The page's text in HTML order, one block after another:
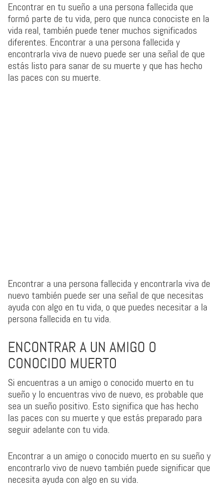
Encontrar en tu sueño a una persona fallecida que
formó parte de tu vida, pero que nunca conociste en la
vida real, también puede tener muchos significados
diferentes. Encontrar a una persona fallecida y
encontrarla viva de nuevo puede ser una señal de que
estás listo para sanar de su muerte y que has hecho
las paces con su muerte.
Encontrar a una persona fallecida y encontrarla viva de
nuevo también puede ser una señal de que necesitas
ayuda con algo en tu vida, o que puedes necesitar a la
persona fallecida en tu vida.
ENCONTRAR A UN AMIGO O
CONOCIDO MUERTO
Si encuentras a un amigo o conocido muerto en tu
sueño y lo encuentras vivo de nuevo, es probable que
sea un sueño positivo. Esto significa que has hecho
las paces con su muerte y que estás preparado para
seguir adelante con tu vida.
Encontrar a un amigo o conocido muerto en su sueño y
encontrarlo vivo de nuevo también puede significar que
necesita ayuda con algo en su vida.